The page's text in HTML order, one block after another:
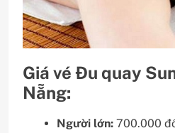
Giá vé Đu quay
Nẵng:
Người lớn: 700.000